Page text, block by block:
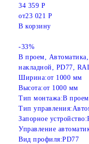
34 359 Р
от23 021 Р
В корзину
-33%
В проем,
накладной, PD77,
Ширина:от 1000 мм
Высота:от 1000 мм
Тип монтажа:В проем
Тип управления:
Запорное устройство:
Управление
Вид профиля:PD77